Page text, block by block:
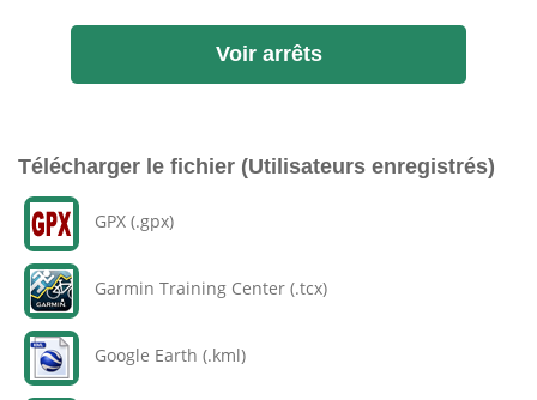
Voir arrêts
Télécharger le fichier (Utilisateurs enregistrés)
GPX (.gpx)
Garmin Training Center (.tcx)
Google Earth (.kml)